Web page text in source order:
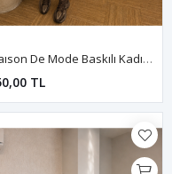
Maıson De Mode Baskılı Kadın Tişört-Siyah
TL